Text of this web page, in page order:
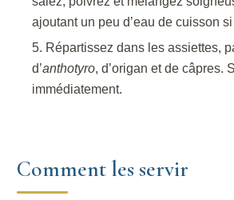
ajoutant un peu d’eau de cuisson
Répartissez dans les assiettes,
d’anthotyro, d’origan et de câpres.
immédiatement.
Comment les servir